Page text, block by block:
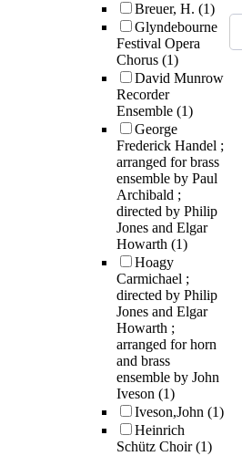
Breuer, H. (1)
Glyndebourne
Festival Opera
Chorus (1)
David Munrow
Recorder
Ensemble (1)
George
Frederick Handel ;
arranged for brass
ensemble by Paul
Archibald ;
directed by Philip
Jones and Elgar
Howarth (1)
Hoagy
Carmichael ;
directed by Philip
Jones and Elgar
Howarth ;
arranged for horn
and brass
ensemble by John
Iveson (1)
Iveson,John (1)
Heinrich
Schütz Choir(1)